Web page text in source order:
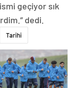
geçiyor sık
dedi.
Tarihi